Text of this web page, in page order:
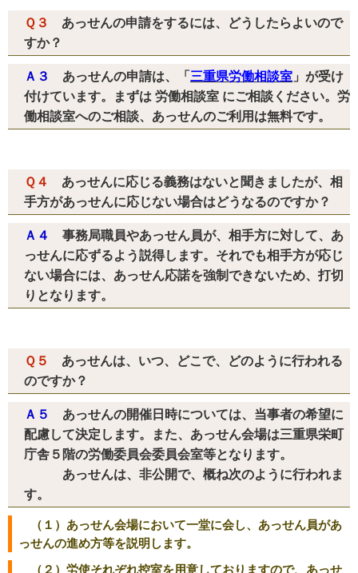
Ｑ３
あっせんの申請をするには、どうしたらよいので
すか？
Ａ３ あっせんの申請は、「 三重県労働相談室 」が受け
付けています。まずは 労働相談室 にご相談ください。労
働相談室へのご相談、あっせんのご利用は無料です。
Ｑ４
あっせんに応じる義務はないと聞きましたが、相
手方があっせんに応じない場合はどうなるのですか？
Ａ４
事務局職員やあっせん員が、相手方に対して、あ
っせんに応ずるよう説得します。それでも相手方が応じ
ない場合には、あっせん応諾を強制できないため、打切
りとなります。
Ｑ５
あっせんは、いつ、どこで、どのように行われる
のですか？
Ａ５
あっせんの開催日時については、当事者の希望に
配慮して決定します。また、あっせん会場は三重県栄町
庁舎５階の労働委員会委員会室等となります。
あっせんは、非公開で、概ね次のように行われま
す。
（１）あっせん会場において一堂に会し、あっせん員があ
っせんの進め方等を説明します。
（２）労使それぞれ控室を用意しておりますので、あっせ